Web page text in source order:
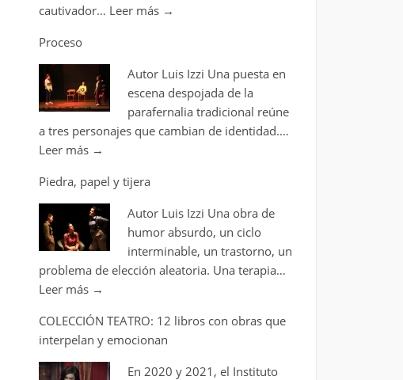
cautivador… Leer más →
Proceso
Autor Luis Izzi Una puesta en
escena despojada de la
parafernalia tradicional reúne
a tres personajes que cambian de identidad.…
Leer más →
Piedra, papel y tijera
Autor Luis Izzi Una obra de
humor absurdo, un ciclo
interminable, un trastorno, un
problema de elección aleatoria. Una terapia…
Leer más →
COLECCIÓN TEATRO: 12 libros con obras que
interpelan y emocionan
En 2020 y 2021, el Instituto